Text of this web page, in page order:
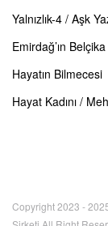
Yalnızlık-4 / Aşk
Emirdağ’ın
Hayatın Bilmecesi
Hayat Kadını /
Copyright 2023 -